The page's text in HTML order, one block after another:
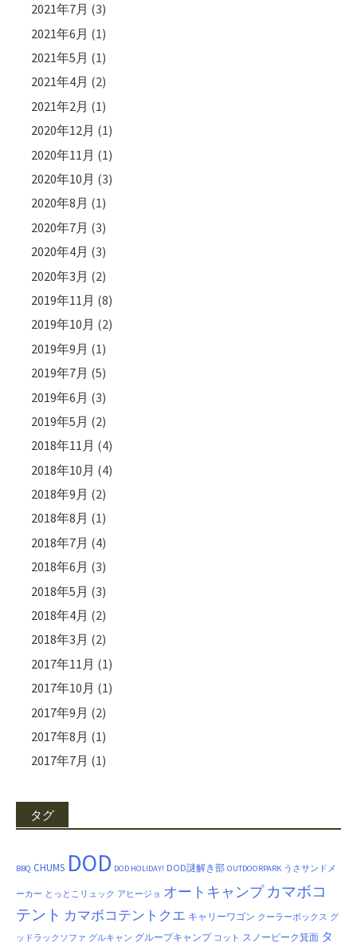
2021年7月 (3)
2021年6月 (1)
2021年5月 (1)
2021年4月 (2)
2021年2月 (1)
2020年12月 (1)
2020年11月 (1)
2020年10月 (3)
2020年8月 (1)
2020年7月 (3)
2020年4月 (3)
2020年3月 (2)
2019年11月 (8)
2019年10月 (2)
2019年9月 (1)
2019年7月 (5)
2019年6月 (3)
2019年5月 (2)
2018年11月 (4)
2018年10月 (4)
2018年9月 (2)
2018年8月 (1)
2018年7月 (4)
2018年6月 (3)
2018年5月 (3)
2018年4月 (2)
2018年3月 (2)
2017年11月 (1)
2017年10月 (1)
2017年9月 (2)
2017年8月 (1)
2017年7月 (1)
タグ
BBQ CHUMS DOD DOD HOLIDAY! DOD謎解き部 OUTDOORPARK うさサンドメ
ーカー とっとこリュック アヒージョ オートキャンプ カマボコ
テント カマボコテントクエ キャリーワゴン クーラーボックス グ
ッドラックソファ グルキャン グループキャンプ コット スノーピーク箕面 タ